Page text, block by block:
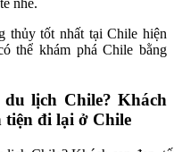
thủy tốt nhất tại Chile hiện
thể khám phá Chile bằng
lịch Chile? Khách
tiện đi lại ở Chile